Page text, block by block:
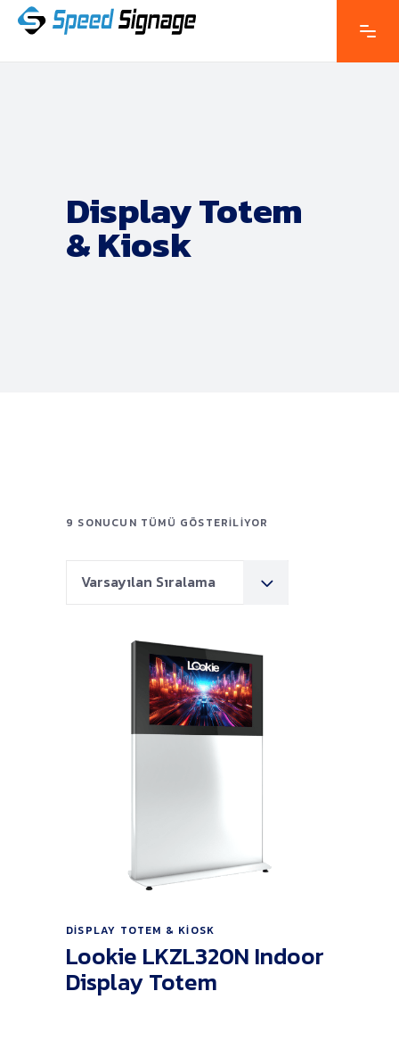
Display Totem
& Kiosk
9 SONUCUN TÜMÜ GÖSTERILIYOR
Varsayılan Sıralama
Ürünü İncele
DISPLAY TOTEM & KIOSK
Lookie LKZL320N Indoor
Display Totem